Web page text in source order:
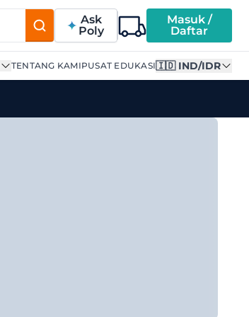
Ask
Poly
Masuk /
Daftar
TENTANG KAMIPUSAT EDUKASI🇮🇩 IND/IDR